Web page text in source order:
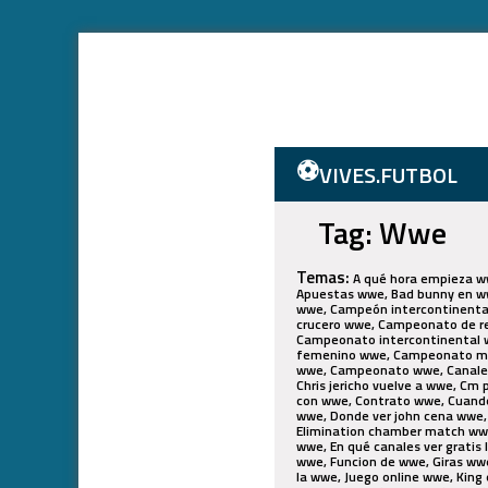
⚽VIVES.FUTBOL
Tag: Wwe
Temas: A qué hora empieza wwe, Adesanya wwe, Aj styles en wwe, Alberto del río regresa a wwe, Analizando a wwe, Antes y después wwe, Apuestas wwe, Bad bunny en wwe, Bad bunny wwe, Bebés arrasan en tiktok por imitar combate de la wwe, Bray wyatt regreso wwe, Bray wyatt wwe, Campeón intercontinental de wwe, Campeón intercontinental wwe, Campeona de wwe, Campeonato de la wwe, Campeonato de peso crucero wwe, Campeonato de reino unido wwe, Campeonato de wwe, Campeonato femenil wwe, Campeonato indiscutido de wwe, Campeonato intercontinental wwe, Campeonato mundial de peso completo wwe, Campeonato mundial femenil wwe, Campeonato mundial femenino wwe, Campeonato mundial peso completo wwe, Campeonato mundial wwe, Campeonato reino unido wwe, Campeonato universal wwe, Campeonato wwe, Canales que pasan la wwe, Canciones wwe, Cartelera wwe, Ceo de wwe, Chris benoit wwe, Chris jericho regresa a wwe, Chris jericho vuelve a wwe, Cm punk wwe, Cobertura wwe, Cody rhodes wwe, Cómo ver gratis wwe, Cómo ver royal rumble 2024 wwe, Contrato con wwe, Contrato wwe, Cuando es la wwe, Cuánto cuesta la wwe, Curiosidades wwe, Datos wwe, Dejar wwe, Despidos wwe, Dia 2 wwe, Divas wwe, Donde ver john cena wwe, Dónde ver la wwe, Dónde ver peleas wwe, Dónde ver wwe, Draft wwe, Elimination chamber lucha wwe, Elimination chamber match wwe, Elimination chamber wwe, En qué canal pasan wwe, En que canal ver royal rumble 2024 wwe, En qué canal ver wwe, En qué canales ver gratis la wwe, Encuesta wwe, Encuestas wwe, Entrevista wwe, Estadísticas wwe, Esultados wwe, Fénix wwe, Fotos wwe, Funcion de wwe, Giras wwe, Hall of